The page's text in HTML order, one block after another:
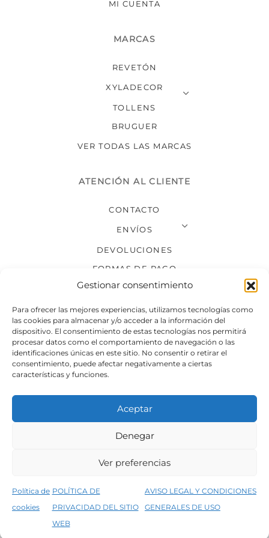
Gestionar consentimiento
Para ofrecer las mejores experiencias, utilizamos tecnologías como
las cookies para almacenar y/o acceder a la información del
dispositivo. El consentimiento de estas tecnologías nos permitirá
procesar datos como el comportamiento de navegación o las
identificaciones únicas en este sitio. No consentir o retirar el
consentimiento, puede afectar negativamente a ciertas
características y funciones.
Aceptar
Denegar
Ver preferencias
Política de
cookies
POLÍTICA DE
PRIVACIDAD DEL SITIO
WEB
AVISO LEGAL Y CONDICIONES
GENERALES DE USO
5% de descuento en tu primera compra, utiliza el código PRIMERACOMPRA
MI CUENTA
MARCAS
REVETÓN
XYLADECOR
TOLLENS
BRUGUER
VER TODAS LAS MARCAS
ATENCIÓN AL CLIENTE
CONTACTO
ENVÍOS
DEVOLUCIONES
FORMAS DE PAGO
SÍGUENOS
Condiciones generales de venta
Política de privacidad del sitio web
©2026 Decopintur- todos los derechos